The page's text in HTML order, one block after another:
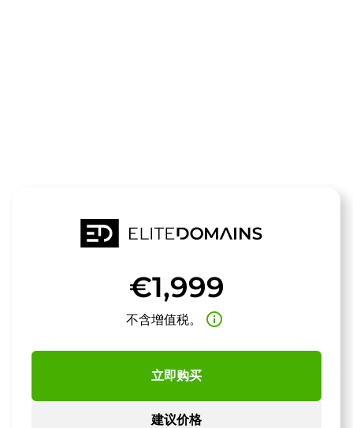
€1,999
不含增值税。 info_outline
立即购买
建议价格